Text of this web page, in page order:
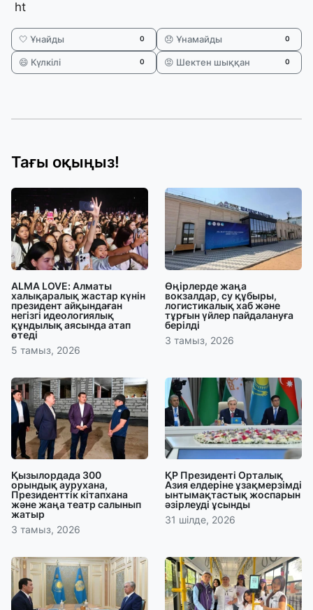
ht
🤍 Ұнайды 0 😞 Ұнамайды 0
😄 Күлкілі 0 😡 Шектен шыққан 0
Тағы оқыңыз!
ALMA LOVE: Алматы
халықаралық жастар күнін
президент айқындаған
негізгі идеологиялық
құндылық аясында атап
өтеді
5 тамыз, 2026
Өңірлерде жаңа
вокзалдар, су құбыры,
логистикалық хаб және
тұрғын үйлер пайдалануға
берілді
3 тамыз, 2026
Қызылордада 300
орындық аурухана,
Президенттік кітапхана
және жаңа театр салынып
жатыр
3 тамыз, 2026
ҚР Президенті Орталық
Азия елдеріне ұзақмерзімді
ынтымақтастық жоспарын
әзірлеуді ұсынды
31 шілде, 2026